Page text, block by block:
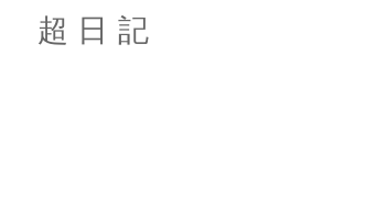
超日記